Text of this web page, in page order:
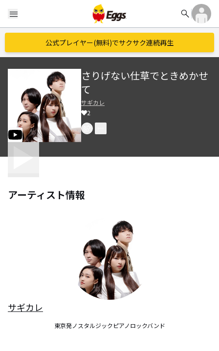
menu search
公式プレイヤー(無料)でサクサク連続再生
さりげない仕草でときめかせ
て
サギカレ
2
アーティスト情報
サギカレ
東京発ノスタルジックピアノロックバンド